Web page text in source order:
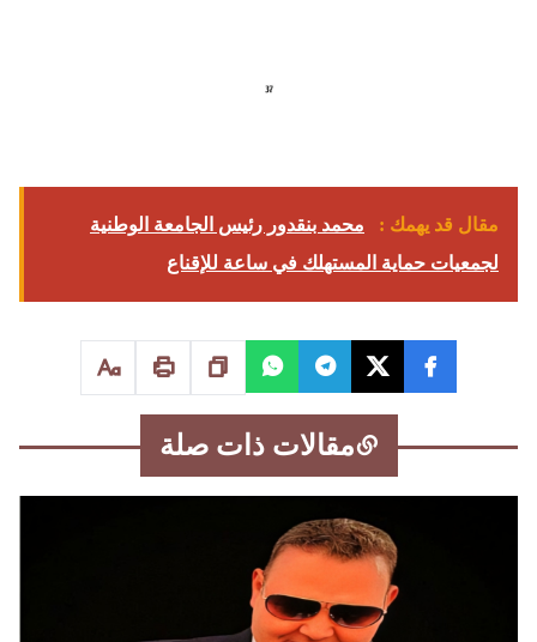
مقال قد يهمك :
محمد بنقدور رئيس الجامعة الوطنية
لجمعيات حماية المستهلك في ساعة للإقناع
مقالات ذات صلة